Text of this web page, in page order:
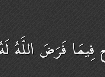
فَرَضَ اللَّهُ